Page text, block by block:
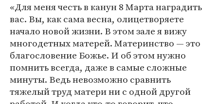
«Для меня честь в канун 8 Марта наградить
вас. Вы, как сама весна, олицетворяете
начало новой жизни. В этом зале я вижу
многодетных матерей. Материнство — это
благословение Божье. И об этом нужно
помнить всегда, даже в самые сложные
минуты. Ведь невозможно сравнить
тяжелый труд матери ни с одной другой